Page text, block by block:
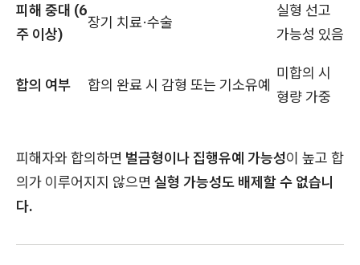
피해 중대 (6
주 이상)
장기 치료·수술
실형 선고
가능성 있음
합의 여부 합의 완료 시 감형 또는 기소유예
미합의 시
형량 가중
피해자와 합의하면 벌금형이나 집행유예 가능성이 높고 합
의가 이루어지지 않으면 실형 가능성도 배제할 수 없습니
다.